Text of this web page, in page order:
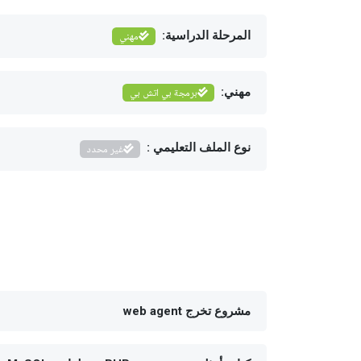
المرحلة الدراسية: مهني
مهني: برمجة بي اتش بي
نوع الملف التعليمي : غير محدد
مشروع تخرج web agent